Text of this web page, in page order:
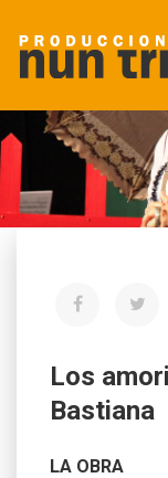
Los
Bastiana
LA OBRA